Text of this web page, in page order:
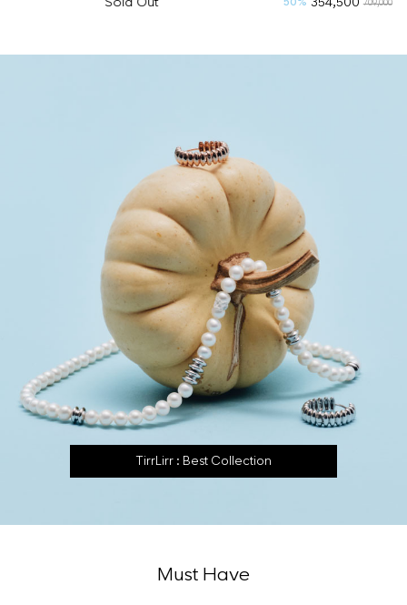
709,000 30%
TirrLirr : Best Collection
Must Have